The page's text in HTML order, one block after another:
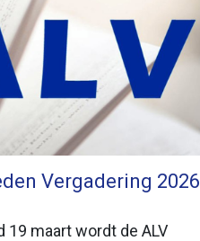
Vergadering 2026
19 maart wordt de ALV